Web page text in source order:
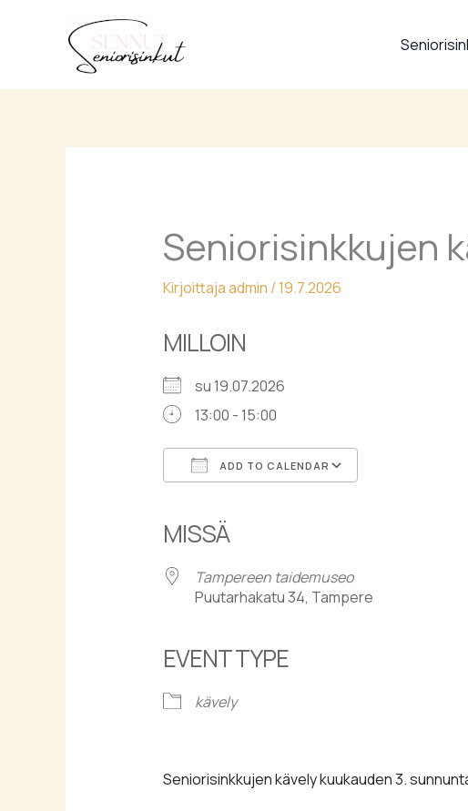
Seniorisinkkujen
Kirjoittajaadmin /19.7.2026
MILLOIN
su 19.07.2026
13:00 - 15:00
ADD TO CALENDAR
MISSÄ
Tampereen taidemuseo
Puutarhakatu 34, Tampere
EVENT TYPE
kävely
Seniorisinkkujen kävely kuukauden 3.